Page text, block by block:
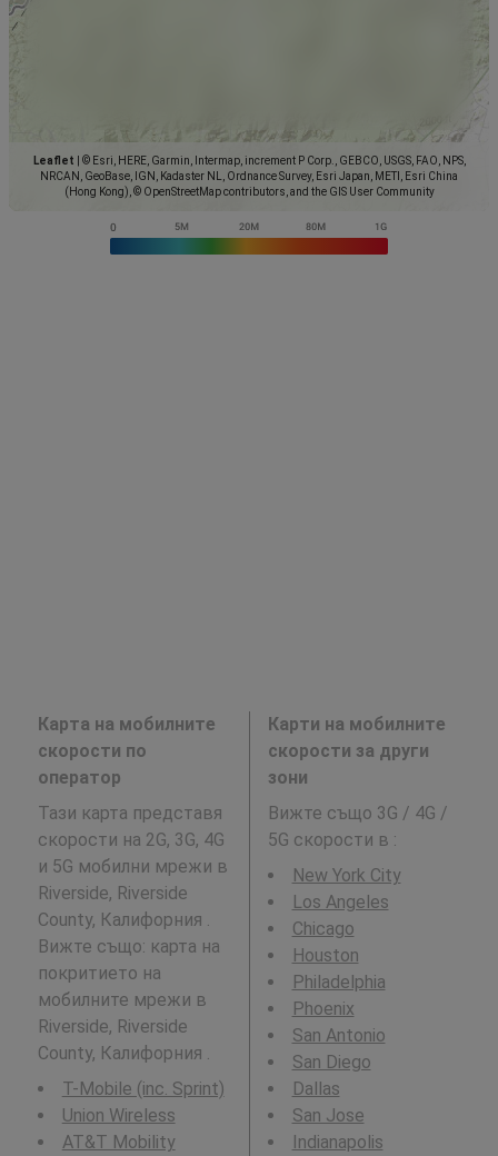
Leaflet
© Esri, HERE, Garmin, Intermap, increment P Corp., GEBCO, USGS, FAO, NPS,
NRCAN, GeoBase, IGN, Kadaster NL, Ordnance Survey, Esri Japan, METI, Esri China
(Hong Kong), © OpenStreetMap contributors, and the GIS User Community
Карта на мобилните
скорости по
оператор
Тази карта представя
скорости на 2G, 3G, 4G
и 5G мобилни мрежи в
Riverside, Riverside
County, Калифорния .
Вижте също: карта на
покритието на
мобилните мрежи в
Riverside, Riverside
County, Калифорния .
T-Mobile (inc. Sprint)
Union Wireless
AT&T Mobility
Карти на мобилните
скорости за други
зони
Вижте също 3G / 4G /
5G скорости в :
New York City
Los Angeles
Chicago
Houston
Philadelphia
Phoenix
San Antonio
San Diego
Dallas
San Jose
Indianapolis